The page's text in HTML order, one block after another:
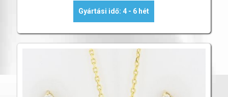
Gyártási idő: 4 - 6 hét